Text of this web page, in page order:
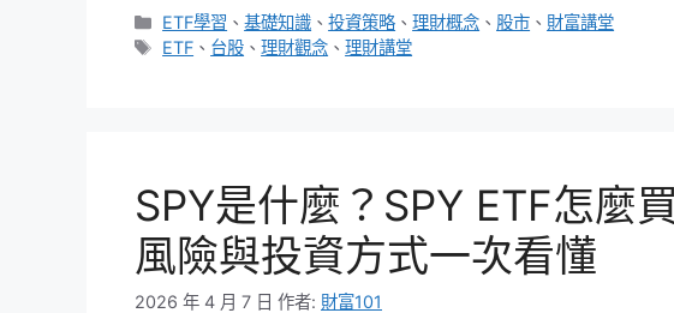
分
類
ETF學習 、基礎知識 、投資策略 、理財概念 、 股市 、 財富講堂
標
ETF 、 台股 、理財觀念 、理財講堂
SPY是什麼？SPY ETF怎麼
風險與投資方式一次看懂
2026 年 4 月 7 日 作者: 財富101